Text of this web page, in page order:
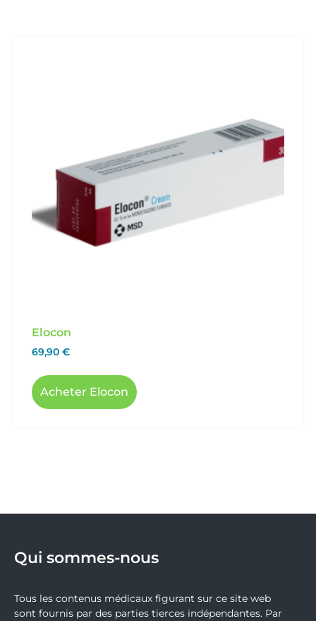
Elocon
69,90 €
Acheter Elocon
Qui sommes-nous
Tous les contenus médicaux figurant sur ce site web
sont fournis par des parties tierces indépendantes. Par